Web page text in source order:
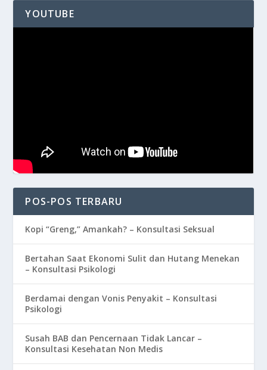
YOUTUBE
POS-POS TERBARU
Kopi “Greng,” Amankah? – Konsultasi Seksual
Bertahan Saat Ekonomi Sulit dan Hutang Menekan
– Konsultasi Psikologi
Berdamai dengan Vonis Penyakit – Konsultasi
Psikologi
Susah BAB dan Pencernaan Tidak Lancar –
Konsultasi Kesehatan Non Medis